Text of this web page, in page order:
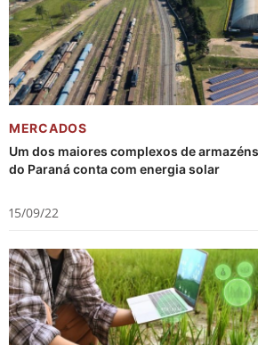
MERCADOS
Um dos maiores complexos de
do Paraná conta com energia solar
15/09/22